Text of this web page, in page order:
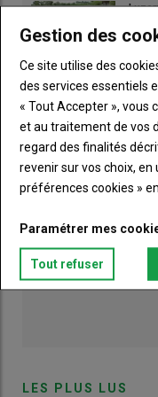
expérience sont un
cours outre-Manche.
comment concilier
et bien sûr économiques.
Diversifier pour
biodiversité
légumes racinaires
forte perturbation
hydromorphie, etc.) La
croissante aux intrants
s’émanciper des
18
LES PLUS LUS
Gestion des
Ce site utilise des
des services essentiels
« Tout Accepter », vous
et au traitement de vos
regard des finalités
revenir sur vos choix,
préférences cookies »
Paramétrer mes
Tout refuser